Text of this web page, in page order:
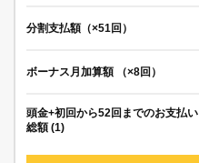
分割支払額（×51回）
ボーナス月加算額 （×8回）
頭金+初回から52回までのお支払い
総額 (1)